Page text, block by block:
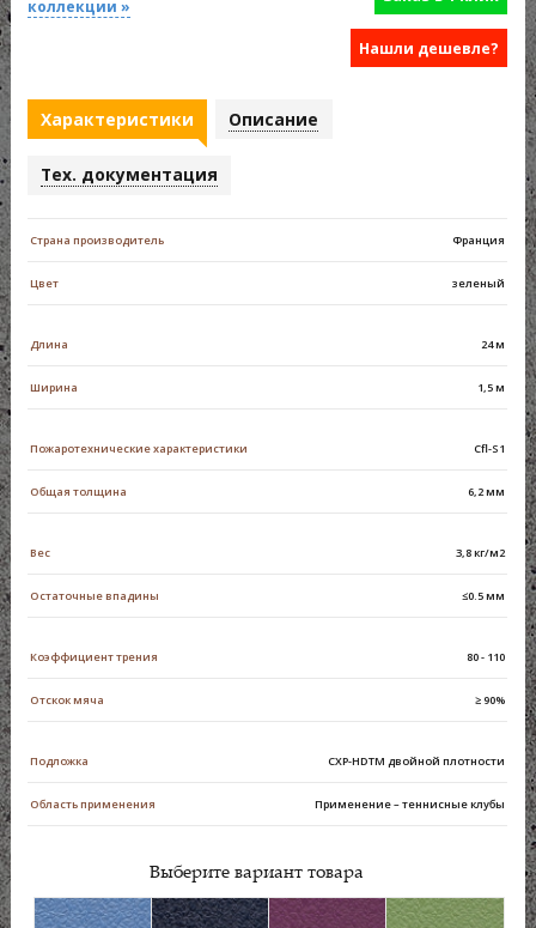
коллекции »
Нашли дешевле?
Характеристики Описание
Тех. документация
Страна производитель Франция
Цвет зеленый
Длина 24 м
Ширина 1,5 м
Пожаротехнические характеристики Сfl-S1
Общая толщина 6,2 мм
Вес 3,8 кг/м2
Остаточные впадины ≤0.5 мм
Коэффициент трения 80 - 110
Отскок мяча ≥ 90%
Подложка CXP-HDTM двойной плотности
Область применения Применение – теннисные клубы
Выберите вариант товара